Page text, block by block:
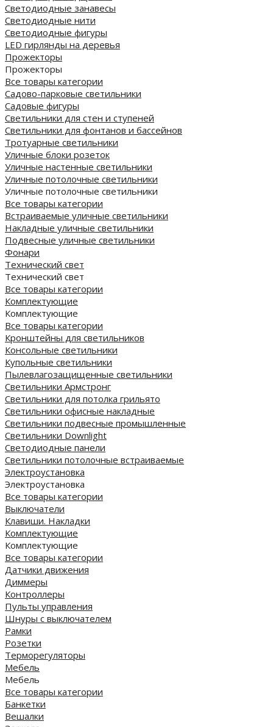
Светодиодные занавесы
Светодиодные нити
Светодиодные фигуры
LED гирлянды на деревья
Прожекторы
Прожекторы
Все товары категории
Садово-парковые светильники
Садовые фигуры
Светильники для стен и ступеней
Светильники для фонтанов и бассейнов
Тротуарные светильники
Уличные блоки розеток
Уличные настенные светильники
Уличные потолочные светильники
Уличные потолочные светильники
Все товары категории
Встраиваемые уличные светильники
Накладные уличные светильники
Подвесные уличные светильники
Фонари
Технический свет
Технический свет
Все товары категории
Комплектующие
Комплектующие
Все товары категории
Кронштейны для светильников
Консольные светильники
Купольные светильники
Пылевлагозащищенные светильники
Светильники Армстронг
Светильники для потолка грильято
Светильники офисные накладные
Светильники подвесные промышленные
Светильники Downlight
Светодиодные панели
Cветильники потолочные встраиваемые
Электроустановка
Электроустановка
Все товары категории
Выключатели
Клавиши. Накладки
Комплектующие
Комплектующие
Все товары категории
Датчики движения
Диммеры
Контроллеры
Пульты управления
Шнуры с выключателем
Рамки
Розетки
Терморегуляторы
Мебель
Мебель
Все товары категории
Банкетки
Вешалки